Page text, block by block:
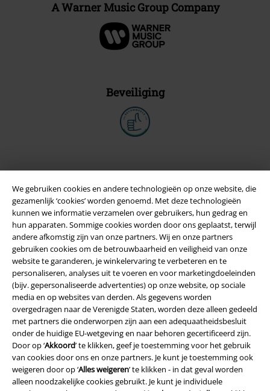
We gebruiken cookies en andere technologieën op onze website, die
gezamenlijk ‘cookies’ worden genoemd. Met deze technologieën
kunnen we informatie verzamelen over gebruikers, hun gedrag en
hun apparaten. Sommige cookies worden door ons geplaatst, terwijl
andere afkomstig zijn van onze partners. Wij en onze partners
gebruiken cookies om de betrouwbaarheid en veiligheid van onze
website te garanderen, je winkelervaring te verbeteren en te
personaliseren, analyses uit te voeren en voor marketingdoeleinden
(bijv. gepersonaliseerde advertenties) op onze website, op sociale
media en op websites van derden. Als gegevens worden
overgedragen naar de Verenigde Staten, worden deze alleen gedeeld
met partners die onderworpen zijn aan een adequaatheidsbesluit
onder de huidige EU-wetgeving en naar behoren gecertificeerd zijn.
Door op ‘Akkoord’ te klikken, geef je toestemming voor het gebruik
van cookies door ons en onze partners. Je kunt je toestemming ook
weigeren door op ‘Alles weigeren’ te klikken - in dat geval worden
alleen noodzakelijke cookies gebruikt. Je kunt je individuele
A Warner Music Group Company
Beveiliging
Legal
Algemene Voorwaarden
Bedrijfsgegevens
Privacyverklaring
Verklaring van conformiteit